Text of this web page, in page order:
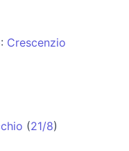
: Crescenzio
(21/8)